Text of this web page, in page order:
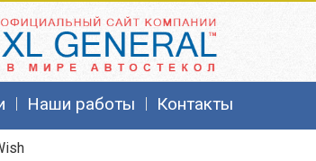
Наши работы Контакты